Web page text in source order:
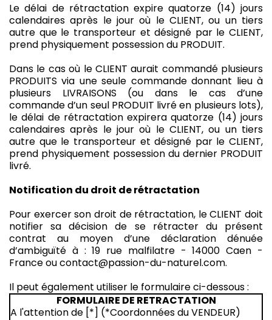
Le délai de rétractation expire quatorze (14) jours
calendaires après le jour où le CLIENT, ou un tiers
autre que le transporteur et désigné par le CLIENT,
prend physiquement possession du PRODUIT.
Dans le cas où le CLIENT aurait commandé plusieurs
PRODUITS via une seule commande donnant lieu à
plusieurs LIVRAISONS (ou dans le cas d’une
commande d’un seul PRODUIT livré en plusieurs lots),
le délai de rétractation expirera quatorze (14) jours
calendaires après le jour où le CLIENT, ou un tiers
autre que le transporteur et désigné par le CLIENT,
prend physiquement possession du dernier PRODUIT
livré.
Notification du droit de rétractation
Pour exercer son droit de rétractation, le CLIENT doit
notifier sa décision de se rétracter du présent
contrat au moyen d’une déclaration dénuée
d’ambiguïté à : 19 rue malfilatre - 14000 Caen -
France ou contact@passion-du-naturel.com.
Il peut également utiliser le formulaire ci-dessous :
FORMULAIRE DE RETRACTATION
A l'attention de [*] (*Coordonnées du VENDEUR)